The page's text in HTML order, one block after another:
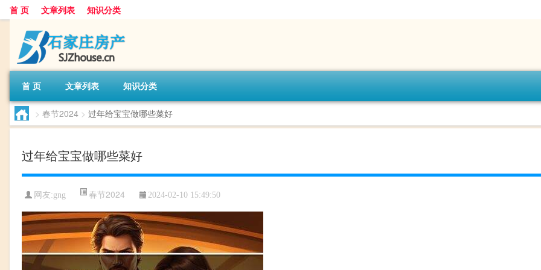
首 页 文章列表 知识分类
首 页 文章列表 知识分类
> 春节2024 > 过年给宝宝做哪些菜好
过年给宝宝做哪些菜好
网友:gng 春节2024 2024-02-10 15:49:50